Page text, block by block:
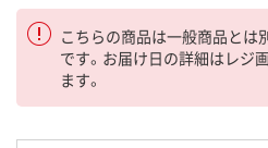
こちらの商品は一般商品とは
です。お届け日の詳細はレジ
ます。